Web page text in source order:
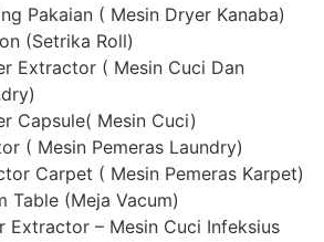
Pakaian ( Mesin Dryer Kanaba)
(Setrika Roll)
Extractor ( Mesin Cuci Dan
Capsule( Mesin Cuci)
( Mesin Pemeras Laundry)
Carpet ( Mesin Pemeras Karpet)
Table (Meja Vacum)
Extractor – Mesin Cuci Infeksius